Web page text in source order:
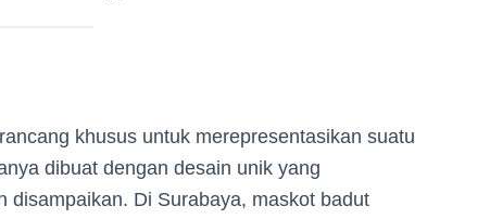
khusus untuk merepresentasikan suatu
dibuat dengan desain unik yang
disampaikan. Di Surabaya, maskot badut